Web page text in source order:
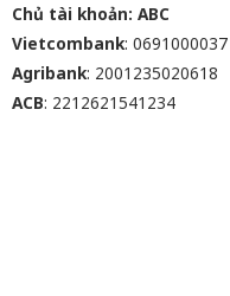
Chủ tài khoản: ABC
Vietcombank: 0691000037
Agribank: 2001235020618
ACB: 2212621541234